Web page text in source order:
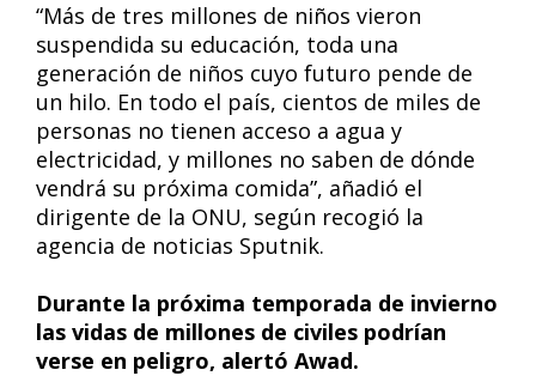
“Más de tres millones de niños vieron
suspendida su educación, toda una
generación de niños cuyo futuro pende de
un hilo. En todo el país, cientos de miles de
personas no tienen acceso a agua y
electricidad, y millones no saben de dónde
vendrá su próxima comida”, añadió el
dirigente de la ONU, según recogió la
agencia de noticias Sputnik.
Durante la próxima temporada de invierno
las vidas de millones de civiles podrían
verse en peligro, alertó Awad.